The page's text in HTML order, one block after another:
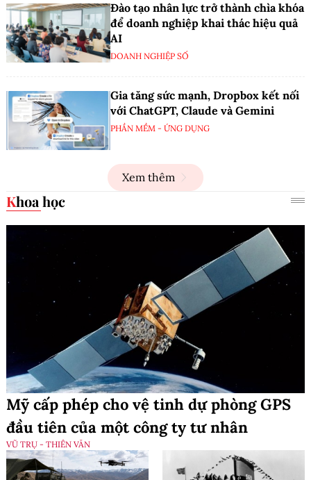
Đào tạo nhân lực trở thành chìa khóa
để doanh nghiệp khai thác hiệu quả
AI
DOANH NGHIỆP SỐ
Gia tăng sức mạnh, Dropbox kết nối
với ChatGPT, Claude và Gemini
PHẦN MỀM - ỨNG DỤNG
Xem thêm
Khoa học
Mỹ cấp phép cho vệ tinh dự phòng GPS
đầu tiên của một công ty tư nhân
VŨ TRỤ - THIÊN VĂN